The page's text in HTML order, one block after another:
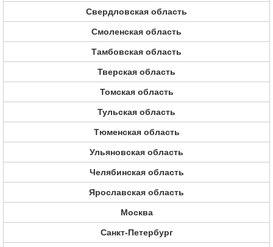
Свердловская область
Смоленская область
Тамбовская область
Тверская область
Томская область
Тульская область
Тюменская область
Ульяновская область
Челябинская область
Ярославская область
Москва
Санкт-Петербург